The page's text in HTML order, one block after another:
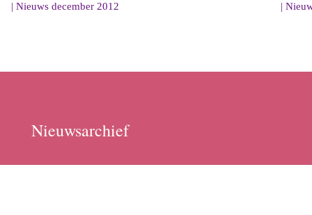
| Nieuws december 2012
|
Nieuwsarchief